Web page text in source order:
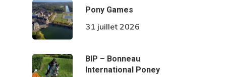
Pony Games
31 juillet 2026
BIP – Bonneau
International Poney